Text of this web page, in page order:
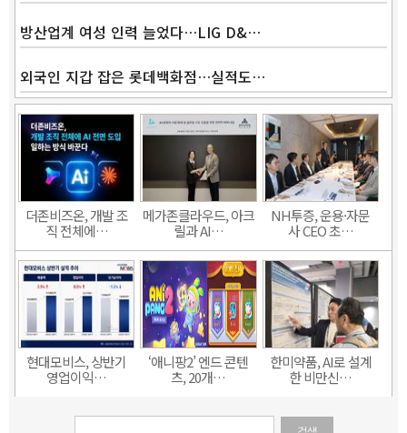
방산업계 여성 인력 늘었다…LIG D&…
외국인 지갑 잡은 롯데백화점…실적도…
더존비즈온, 개발 조
직 전체에…
메가존클라우드, 아크
릴과 AI…
NH투증, 운용·자문
사 CEO 초…
현대모비스, 상반기
영업이익…
‘애니팡2’ 엔드 콘텐
츠, 20개…
한미약품, AI로 설계
한 비만신…